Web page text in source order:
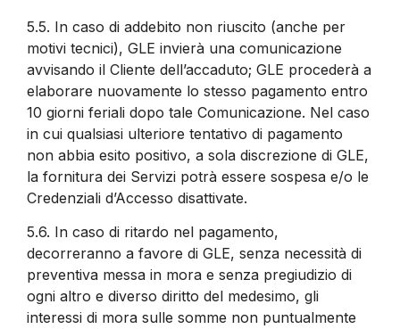
5.5. In caso di addebito non riuscito (anche per
motivi tecnici), GLE invierà una comunicazione
avvisando il Cliente dell’accaduto; GLE procederà a
elaborare nuovamente lo stesso pagamento entro
10 giorni feriali dopo tale Comunicazione. Nel caso
in cui qualsiasi ulteriore tentativo di pagamento
non abbia esito positivo, a sola discrezione di GLE,
la fornitura dei Servizi potrà essere sospesa e/o le
Credenziali d’Accesso disattivate.
5.6. In caso di ritardo nel pagamento,
decorreranno a favore di GLE, senza necessità di
preventiva messa in mora e senza pregiudizio di
ogni altro e diverso diritto del medesimo, gli
interessi di mora sulle somme non puntualmente